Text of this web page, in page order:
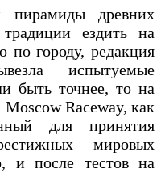
пирамиды древних
ездить на
по городу, редакция
испытуемые
быть точнее, то на
Raceway, как
для принятия
мировых
и после тестов на